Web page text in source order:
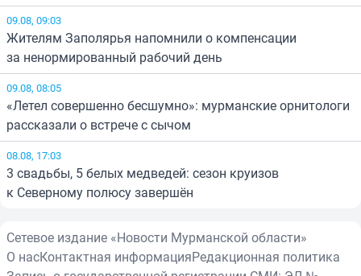
09.08, 09:03
Жителям Заполярья напомнили о компенсации
за ненормированный рабочий день
09.08, 08:05
«Летел совершенно бесшумно»: мурманские орнитологи
рассказали о встрече с сычом
08.08, 17:03
3 свадьбы, 5 белых медведей: сезон круизов
к Северному полюсу завершён
Сетевое издание «Новости Мурманской области»
О насКонтактная информацияРедакционная политика